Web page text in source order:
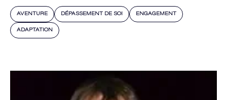
AVENTURE DÉPASSEMENT DE SOI ENGAGEMENT
ADAPTATION